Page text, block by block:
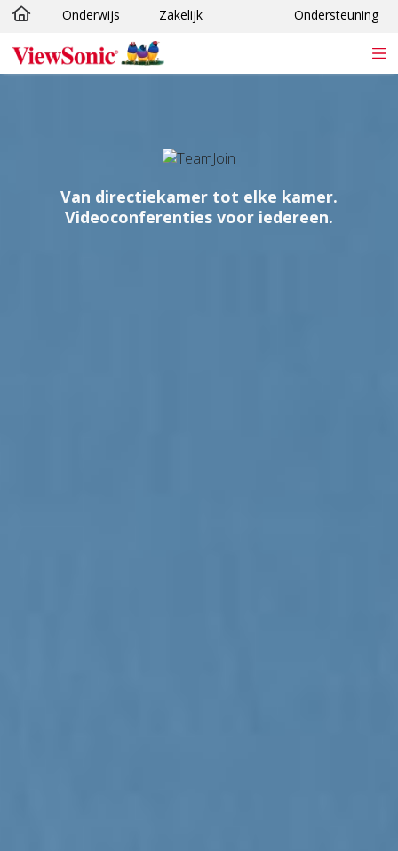
Ga naar hoofdinhoud
Onderwijs Zakelijk Ondersteuning
Van directiekamer tot elke kamer.
Videoconferenties voor iedereen.